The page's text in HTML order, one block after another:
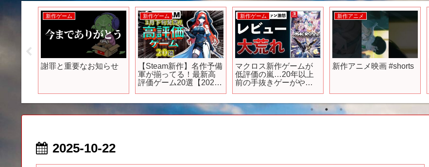
新作ゲーム
謝罪と重要なお知らせ
新作ゲーム
【Steam新作】名作予備
軍が揃ってる！最新高
評価ゲーム20選【2024
新作ゲーム
マクロス新作ゲームが
低評価の嵐…20年以上
前の手抜きゲーがやば
新作アニメ
新作アニメ映画 #shorts
2025-10-22